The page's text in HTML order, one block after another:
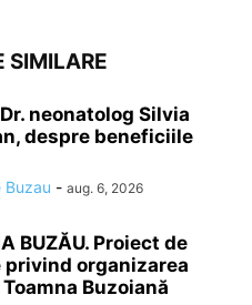
SIMILARE
neonatolog Silvia
despre beneficiile
Buzau - aug. 6, 2026
BUZĂU. Proiect de
privind organizarea
Buzoiană